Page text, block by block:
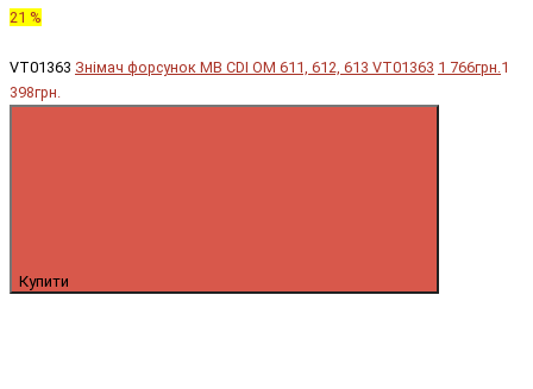
21 %
VT01363 Знімач форсунок MB CDI OM 611, 612, 613 VT01363 1 766грн.1
398грн.
Купити